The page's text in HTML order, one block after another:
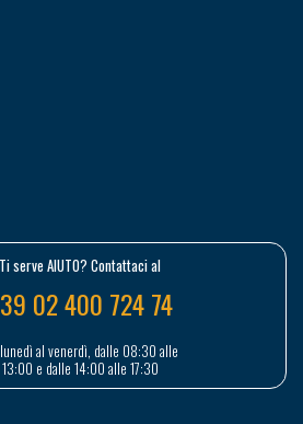
Ti serve AIUTO? Contattaci al
02 400 724 74
al venerdì, dalle 08:30 alle
13:00 e dalle 14:00 alle 17:30